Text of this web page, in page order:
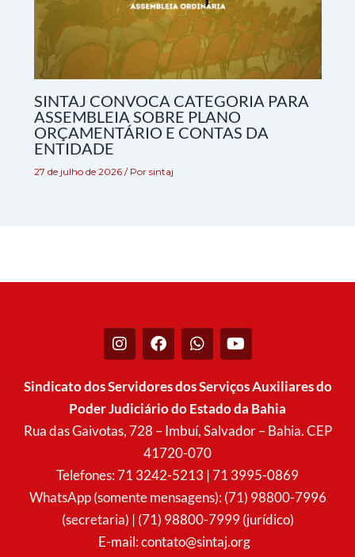
SINTAJ CONVOCA CATEGORIA PARA
ASSEMBLEIA SOBRE PLANO
ORÇAMENTÁRIO E CONTAS DA
ENTIDADE
27 de julho de 2026 / Por sintaj
I
n
t
g
r
F
a
e
b
o
o
k
W
h
t
a
p
p
Y
o
t
u
b
e
Sindicato dos Servidores dos Serviços Auxiliares do
Poder Judiciário do Estado da Bahia
Rua das Gaivotas, 728 – Imbuí, Salvador – Bahia. CEP
41720-070
Telefones: 71 3242-5213 | 71 3995-0869
WhatsApp (somente mensagens): (71) 98800-7996
(secretaria) | (71) 98800-7999 (jurídico)
E-mail:contato@sintaj.org